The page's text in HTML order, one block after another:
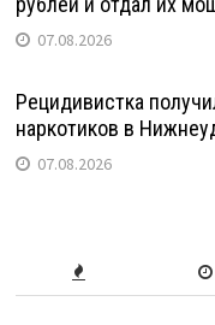
07.08.2026
Рецидивистка
наркотиков в
07.08.2026